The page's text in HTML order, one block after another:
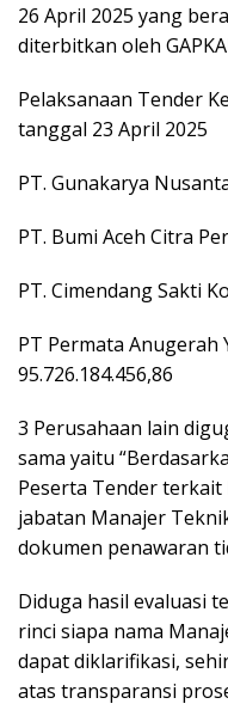
26 April 2025 yang
diterbitkan oleh
Pelaksanaan Tender
tanggal 23 April 2025
PT. Gunakarya
PT. Bumi Aceh Citra
PT. Cimendang Sakti
PT Permata Anugerah
95.726.184.456,86
3 Perusahaan lain
sama yaitu
Peserta Tender
jabatan Manajer
dokumen penawaran
Diduga hasil evaluasi
rinci siapa nama
dapat diklarifikasi,
atas transparansi